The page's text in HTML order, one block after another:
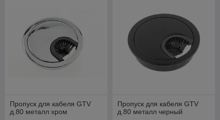
Пропуск для кабеля GTV
д.80 металл хром
Пропуск для кабеля GTV
д.80 металл черный